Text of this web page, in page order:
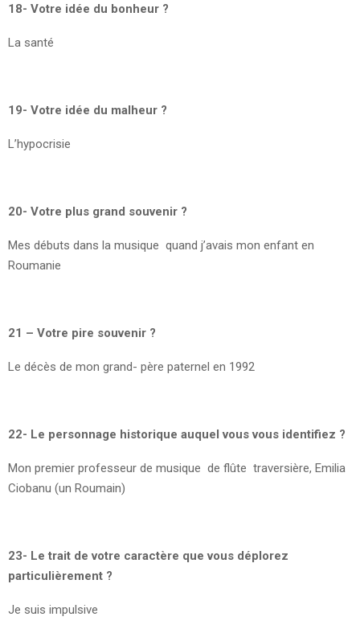
18- Votre idée du bonheur ?
La santé
19- Votre idée du malheur ?
L’hypocrisie
20- Votre plus grand souvenir ?
Mes débuts dans la musique quand j’avais mon enfant en
Roumanie
21 – Votre pire souvenir ?
Le décès de mon grand- père paternel en 1992
22- Le personnage historique auquel vous vous identifiez ?
Mon premier professeur de musique de flûte traversière, Emilia
Ciobanu (un Roumain)
23- Le trait de votre caractère que vous déplorez
particulièrement ?
Je suis impulsive